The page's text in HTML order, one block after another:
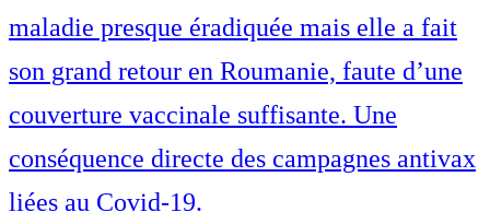
maladie presque éradiquée mais elle a fait
son grand retour en Roumanie, faute d’une
couverture vaccinale suffisante. Une
conséquence directe des campagnes antivax
liées au Covid-19.